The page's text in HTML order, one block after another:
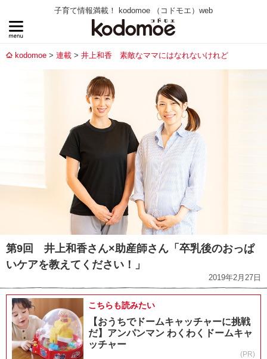
子育て情報満載！ kodomoe （コドモエ）web
kodomoe 連載 井上和香 素敵なママにはなれないけれど
第9回 井上和香さん×助産師さん「卒乳後のおっぱ
いケアを教えてください！」
2019年2月27日
こちらも読みたい
【おうちでドームキャッチャーに挑戦
だ】アンパンマン わくわくドームキャ
ッチャー
(PR)